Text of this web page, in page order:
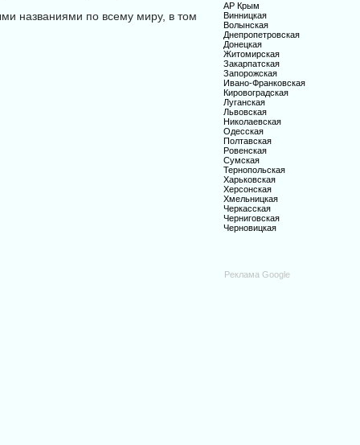
названиями по всему миру, в том
АР Крым
Винницкая
Волынская
Днепропетровская
Донецкая
Житомирская
Закарпатская
Запорожская
Ивано-Франковская
Кировоградская
Луганская
Львовская
Николаевская
Одесская
Полтавская
Ровенская
Сумская
Тернопольская
Харьковская
Херсонская
Хмельницкая
Черкасская
Черниговская
Черновицкая
Реклама Google